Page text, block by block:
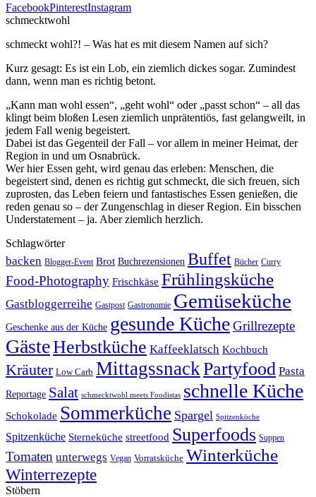
FacebookPinterestInstagram
schmecktwohl
schmeckt wohl?! – Was hat es mit diesem Namen auf sich?
Kurz gesagt: Es ist ein Lob, ein ziemlich dickes sogar. Zumindest
dann, wenn man es richtig betont.
„Kann man wohl essen“, „geht wohl“ oder „passt schon“ – all das
klingt beim bloßen Lesen ziemlich unprätentiös, fast gelangweilt, in
jedem Fall wenig begeistert.
Dabei ist das Gegenteil der Fall – vor allem in meiner Heimat, der
Region in und um Osnabrück.
Wer hier Essen geht, wird genau das erleben: Menschen, die
begeistert sind, denen es richtig gut schmeckt, die sich freuen, sich
zuprosten, das Leben feiern und fantastisches Essen genießen, die
reden genau so – der Zungenschlag in dieser Region. Ein bisschen
Understatement – ja. Aber ziemlich herzlich.
Schlagwörter
backen Blogger-Event Brot Buchrezensionen Buffet Bücher Curry
Food-Photography Frischkäse Frühlingsküche
Gastbloggerreihe Gastpost Gastronomie Gemüseküche
Geschenke aus der Küche gesunde KücheGrillrezepte
GästeHerbstküche Kaffeeklatsch Kochbuch
Kräuter Low Carb MittagssnackPartyfood Pasta
Reportage Salat schmecktwohl meets Foodistas schnelle Küche
Schokolade Sommerküche Spargel Spitzenköche
Spitzenküche Sterneküche streetfood Superfoods Suppen
Tomaten unterwegs Vegan Vorratsküche Winterküche
Winterrezepte
Stöbern